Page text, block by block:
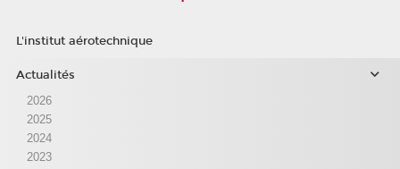
L'institut aérotechnique
Actualités
2026
2025
2024
2023